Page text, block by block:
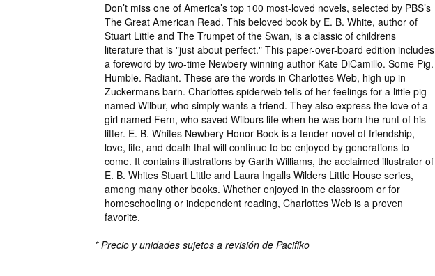
Don’t miss one of America’s top 100 most-loved novels, selected by PBS’s
The Great American Read. This beloved book by E. B. White, author of
Stuart Little and The Trumpet of the Swan, is a classic of childrens
literature that is "just about perfect." This paper-over-board edition includes
a foreword by two-time Newbery winning author Kate DiCamillo. Some Pig.
Humble. Radiant. These are the words in Charlottes Web, high up in
Zuckermans barn. Charlottes spiderweb tells of her feelings for a little pig
named Wilbur, who simply wants a friend. They also express the love of a
girl named Fern, who saved Wilburs life when he was born the runt of his
litter. E. B. Whites Newbery Honor Book is a tender novel of friendship,
love, life, and death that will continue to be enjoyed by generations to
come. It contains illustrations by Garth Williams, the acclaimed illustrator of
E. B. Whites Stuart Little and Laura Ingalls Wilders Little House series,
among many other books. Whether enjoyed in the classroom or for
homeschooling or independent reading, Charlottes Web is a proven
favorite.
* Precio y unidades sujetos a revisión de Pacifiko